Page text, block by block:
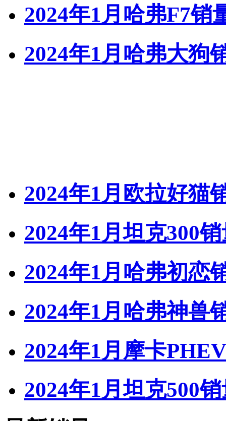
2024年1月哈弗F7销
2024年1月哈弗大狗
2024年1月欧拉好猫
2024年1月坦克300
2024年1月哈弗初恋
2024年1月哈弗神兽
2024年1月摩卡
2024年1月坦克500